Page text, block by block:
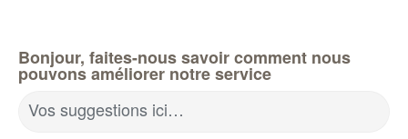
Bonjour, faites-nous savoir comment nous
pouvons améliorer notre service
Vos suggestions ici…